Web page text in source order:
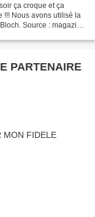
ça croque et ça
!!! Nous avons utilisé la
Source : magazine
PARTENAIRE